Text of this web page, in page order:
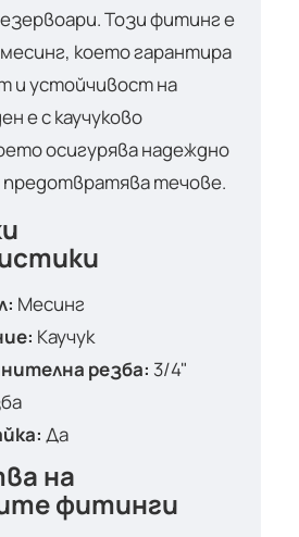
Този фитинг е
което гарантира
и устойчивост на
е с каучуково
осигурява надеждно
предотвратява течове.
Месинг
Каучук
резба: 3/4"
Да
на
фитинги